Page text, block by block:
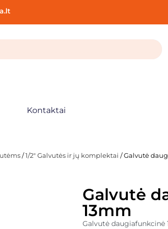
Kontaktai
/1/2" Galvutės ir jų komplektai / Galvutė
Galvutė
13mm
Galvutė daugiafunkcinė